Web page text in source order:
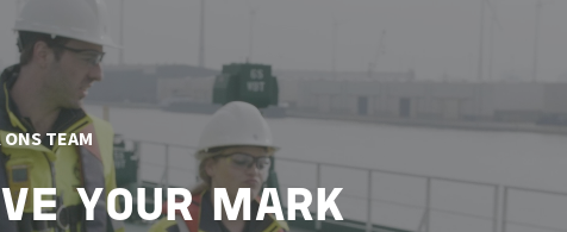
TEAM
YOUR MARK